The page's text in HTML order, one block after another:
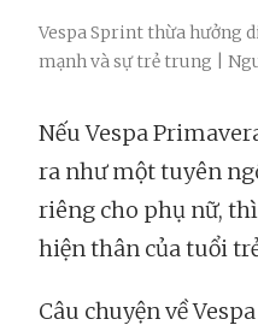
Vespa Sprint thừa hưởng
mạnh và sự trẻ trung |
Nếu Vespa
ra như một tuyên
riêng cho phụ nữ,
hiện thân của tuổi
Câu chuyện về